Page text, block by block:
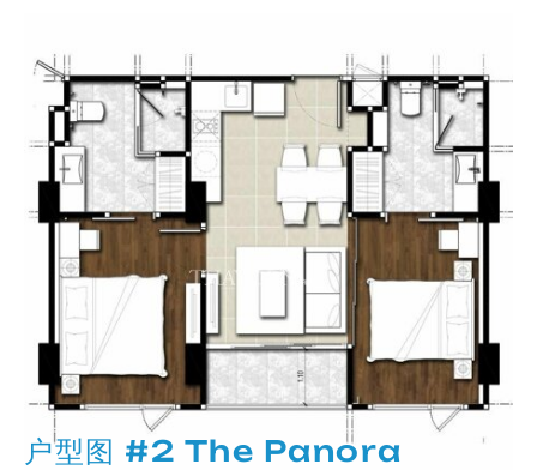
户型图 #2 The Panora